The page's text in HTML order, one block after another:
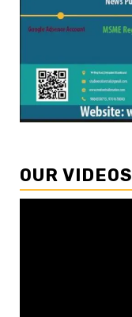
OUR VIDEOS